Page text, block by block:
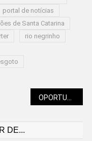
portal de notícias
de Santa Catarina
rio negrinho
DE...